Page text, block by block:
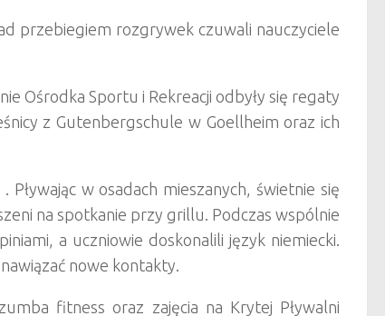
przebiegiem rozgrywek czuwali nauczyciele
Ośrodka Sportu i Rekreacji odbyły się regaty
z Gutenbergschule w Goellheim oraz ich
w osadach mieszanych, świetnie się
na spotkanie przy grillu. Podczas wspólnie
a uczniowie doskonalili język niemiecki.
nowe kontakty.
fitness oraz zajęcia na Krytej Pływalni